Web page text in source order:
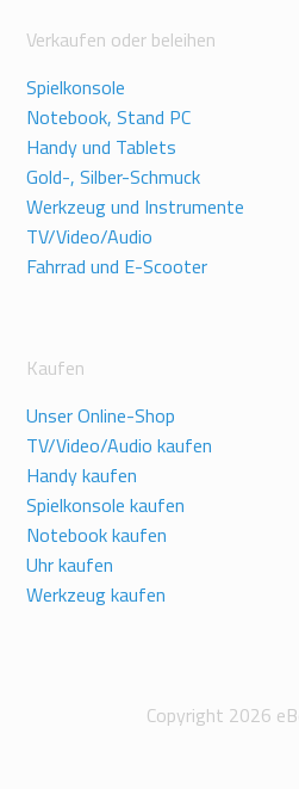
Verkaufen oder beleihen
Spielkonsole
Notebook, Stand PC
Handy und Tablets
Gold-, Silber-Schmuck
Werkzeug und Instrumente
TV/Video/Audio
Fahrrad und E-Scooter
Kaufen
Unser Online-Shop
TV/Video/Audio kaufen
Handy kaufen
Spielkonsole kaufen
Notebook kaufen
Uhr kaufen
Werkzeug kaufen
Copyright 2026